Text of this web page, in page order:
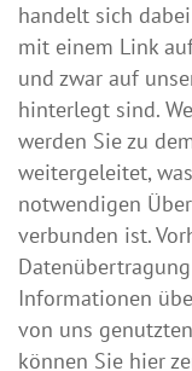
handelt sich
mit einem Link
und zwar auf
hinterlegt sind.
werden Sie zu
weitergeleitet,
notwendigen
verbunden ist.
Informationen
von uns
können Sie hier